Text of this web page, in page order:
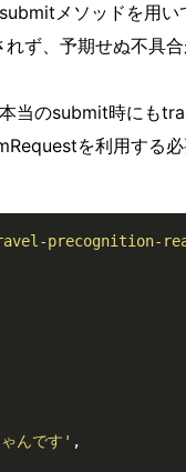
メソッドを用
ず、予期せぬ不具合
当のsubmit時にも
を利用する必
precognition-
んです' ,